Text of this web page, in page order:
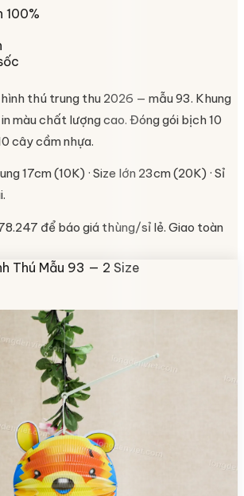
100%
thú trung thu 2026 — mẫu 93. Khung
màu chất lượng cao. Đóng gói bịch 10
cây cầm nhựa.
17cm (10K) · Size lớn 23cm (20K) · Sỉ
để báo giá thùng/sỉ lẻ. Giao toàn
Thú Mẫu 93 — 2 Size